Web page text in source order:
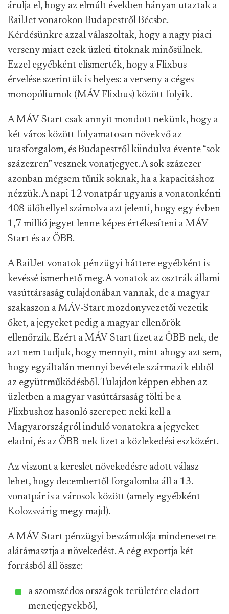
árulja el, hogy az elmúlt években hányan utaztak a
RailJet vonatokon Budapestről Bécsbe.
Kérdésünkre azzal válaszoltak, hogy a nagy piaci
verseny miatt ezek üzleti titoknak minősülnek.
Ezzel egyébként elismerték, hogy a Flixbus
érvelése szerintük is helyes: a verseny a céges
monopóliumok (MÁV-Flixbus) között folyik.
A MÁV-Start csak annyit mondott nekünk, hogy a
két város között folyamatosan növekvő az
utasforgalom, és Budapestről kiindulva évente “sok
százezren” vesznek vonatjegyet. A sok százezer
azonban mégsem tűnik soknak, ha a kapacitáshoz
nézzük. A napi 12 vonatpár ugyanis a vonatonkénti
408 ülőhellyel számolva azt jelenti, hogy egy évben
1,7 millió jegyet lenne képes értékesíteni a MÁV-
Start és az ÖBB.
A RailJet vonatok pénzügyi háttere egyébként is
kevéssé ismerhető meg. A vonatok az osztrák állami
vasúttársaság tulajdonában vannak, de a magyar
szakaszon a MÁV-Start mozdonyvezetői vezetik
őket, a jegyeket pedig a magyar ellenőrök
ellenőrzik. Ezért a MÁV-Start fizet az ÖBB-nek, de
azt nem tudjuk, hogy mennyit, mint ahogy azt sem,
hogy egyáltalán mennyi bevétele származik ebből
az együttműködésből. Tulajdonképpen ebben az
üzletben a magyar vasúttársaság tölti be a
Flixbushoz hasonló szerepet: neki kell a
Magyarországról induló vonatokra a jegyeket
eladni, és az ÖBB-nek fizet a közlekedési eszközért.
Az viszont a kereslet növekedésre adott válasz
lehet, hogy decembertől forgalomba áll a 13.
vonatpár is a városok között (amely egyébként
Kolozsvárig megy majd).
A MÁV-Start pénzügyi beszámolója mindenesetre
alátámasztja a növekedést. A cég exportja két
forrásból áll össze:
a szomszédos országok területére eladott
menetjegyekből,